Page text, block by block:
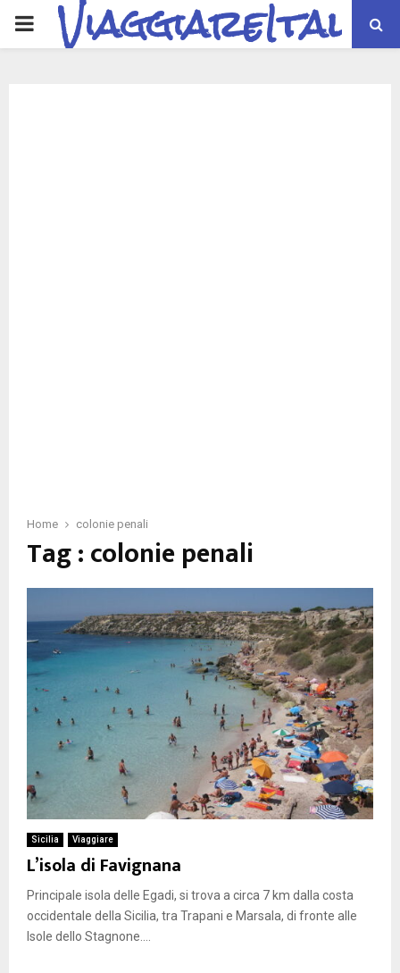
PRIMARYViaggiareItalia
Home colonie penali
Tag : colonie penali
Sicilia Viaggiare
L’isola di Favignana
Principale isola delle Egadi, si trova a circa 7 km dalla costa
occidentale della Sicilia, tra Trapani e Marsala, di fronte alle
Isole dello Stagnone....